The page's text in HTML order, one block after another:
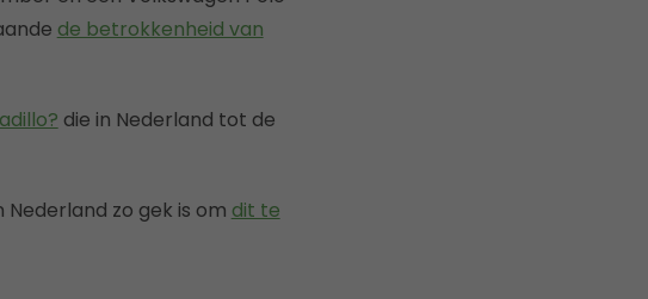
de betrokkenheid van
die in Nederland tot de
zo gek is om dit te